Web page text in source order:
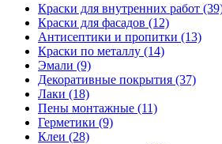
Краски для внутренних работ
Краски для фасадов (12)
Антисептики и пропитки (13)
Краски по металлу (14)
Эмали (9)
Декоративные покрытия (37)
Лаки (18)
Пены монтажные (11)
Герметики (9)
Клеи (28)